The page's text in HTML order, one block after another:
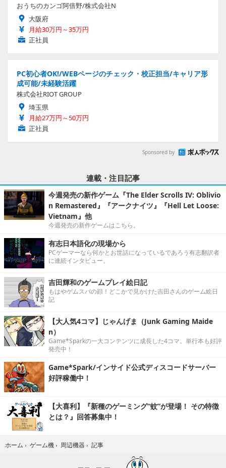
おうちのカンゴ阿倍野/株式会社N
大阪府
月給30万円～35万円
正社員
PC初心者OK!/WEBページのチェック・校正担当/キャリア形
成可能/未経験活躍
株式会社RIOT GROUP
埼玉県
月給27万円～50万円
正社員
Sponsored by
連載・注目記事
今週発売の新作ゲーム『The Elder Scrolls IV: Oblivio
n Remastered』『アークナイツ』『Hell Let Loose:
Vietnam』他
今週発売の新作ゲームはこちら。
有志日本語化の現場から
PCゲーマーなら何かとお世話になっているであろう有志翻訳者
に連続インタビュー。
吉田輝和のゲームプレイ絵日記
もはやゲムスパの顔！どこかで見かけた吉田さんのゲーム絵日
記
【大人気4コマ】じゃんげま（Junk Gaming Maide
n）
Game*Sparkの一大コンテンツに成長した4コマ。単行本も好評
発売中！
Game*Spark/インサイド公式ディスコードサーバー
好評稼働中！
【大喜利】『新種のゲーミング“蚊”が登場！ その特徴
とは？』回答募集中！
ホーム › ゲーム機 › 周辺機器 › 記事